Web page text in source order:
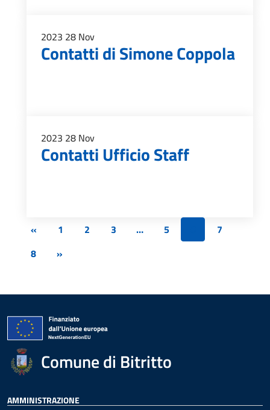
2023 28 Nov
Contatti di Simone Coppola
2023 28 Nov
Contatti Ufficio Staff
« 1 2 3 … 5
7
8
»
Comune di Bitritto
AMMINISTRAZIONE